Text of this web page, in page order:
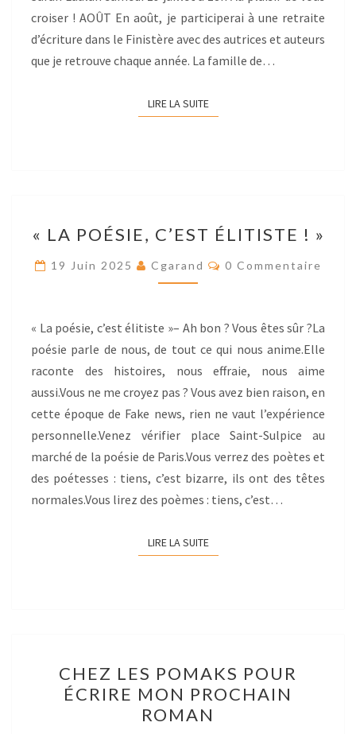
croiser ! AOÛT En août, je participerai à une retraite
d’écriture dans le Finistère avec des autrices et auteurs
que je retrouve chaque année. La famille de…
LIRE LA SUITELIRE LA SUITE
POÉSIE,
C’EST
ÉLITISTE
« LA POÉSIE, C’EST ÉLITISTE ! »
19 Juin 2025 Cgarand Res
0 Commentaire
« La poésie, c’est élitiste »– Ah bon ? Vous êtes sûr ?La
poésie parle de nous, de tout ce qui nous anime.Elle
raconte des histoires, nous effraie, nous aime
aussi.Vous ne me croyez pas ? Vous avez bien raison, en
cette époque de Fake news, rien ne vaut l’expérience
personnelle.Venez vérifier place Saint-Sulpice au
marché de la poésie de Paris.Vous verrez des poètes et
des poétesses : tiens, c’est bizarre, ils ont des têtes
normales.Vous lirez des poèmes : tiens, c’est…
LIRE LA SUITELIRE LA SUITE
LES
POMAKS
POUR
CHEZ LES POMAKS POUR
ÉCRIRE MON PROCHAIN
ROMAN